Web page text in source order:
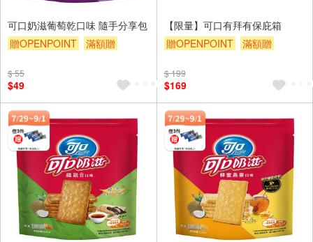
可口奶滋葡萄乾口味 隨手分享包
贈OPENPOINT
滿額贈
$ 55
$49
【限量】可口有拜有保庇箱
贈OPENPOINT
滿額贈
$ 199
$169